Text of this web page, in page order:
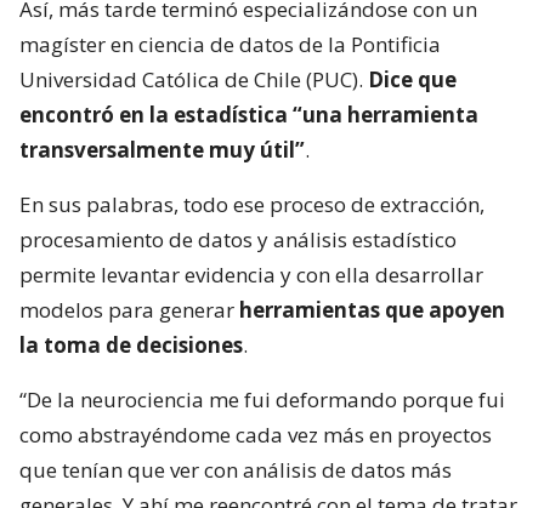
Así, más tarde terminó especializándose con un
magíster en ciencia de datos de la Pontificia
Universidad Católica de Chile (PUC). Dice que
encontró en la estadística “una herramienta
transversalmente muy útil”.
En sus palabras, todo ese proceso de extracción,
procesamiento de datos y análisis estadístico
permite levantar evidencia y con ella desarrollar
modelos para generar herramientas que apoyen
la toma de decisiones.
“De la neurociencia me fui deformando porque fui
como abstrayéndome cada vez más en proyectos
que tenían que ver con análisis de datos más